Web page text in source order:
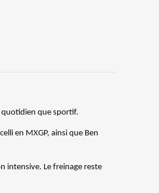
quotidien que sportif.
en MXGP, ainsi que Ben
intensive. Le freinage reste